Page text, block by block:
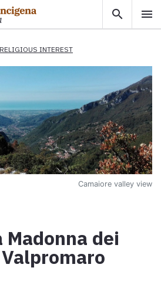
search menu
Ritratti Sottrati by Enrico Caracciolo and
close
INTEREST
Camaiore valley view
Madonna dei